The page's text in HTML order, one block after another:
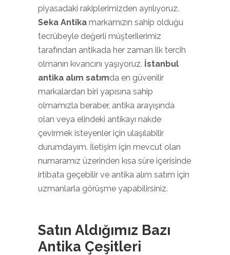
piyasadaki rakiplerimizden ayrılıyoruz.
Seka Antika markamızın sahip olduğu
tecrübeyle değerli müşterilerimiz
tarafından antikada her zaman ilk tercih
olmanın kıvancını yaşıyoruz. İstanbul
antika alım satımda en güvenilir
markalardan biri yapısına sahip
olmamızla beraber, antika arayışında
olan veya elindeki antikayı nakde
çevirmek isteyenler için ulaşılabilir
durumdayım. İletişim için mevcut olan
numaramız üzerinden kısa süre içerisinde
irtibata geçebilir ve antika alım satım için
uzmanlarla görüşme yapabilirsiniz.
Satın Aldığımız Bazı
Antika Çeşitleri